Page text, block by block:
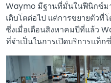
Waymo มีฐานที่มั่นในฟีนิกซ์ม
เติบโตต่อไป แต่การขยายตัวที่
ซึ่งเมื่อเดือนสิงหาคมปีที่แล้ว
ที่จำเป็นในการเปิดบริการแท็